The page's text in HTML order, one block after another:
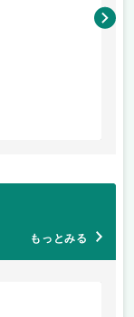
黄
もっとみる